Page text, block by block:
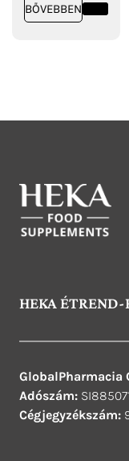
BŐVEBBEN
HEKA
GlobalPharmacia
Adószám:
Cégjegyzékszám: